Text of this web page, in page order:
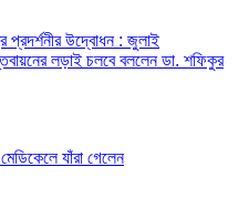
প্রদর্শনীর উদ্বোধন : জুলাই
লড়াই চলবে বললেন ডা. শফিকুর
যাঁরা গেলেন